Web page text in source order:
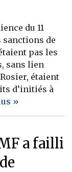
du 11
sanctions de
pas les
sans lien
étaient
d’initiés à
»
a failli